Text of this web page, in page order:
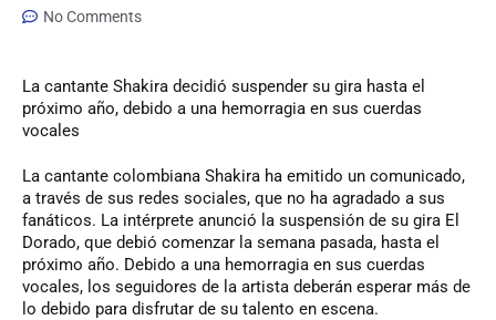
No Comments
La cantante Shakira decidió suspender su gira hasta el
próximo año, debido a una hemorragia en sus cuerdas
vocales
La cantante colombiana Shakira ha emitido un comunicado,
a través de sus redes sociales, que no ha agradado a sus
fanáticos. La intérprete anunció la suspensión de su gira El
Dorado, que debió comenzar la semana pasada, hasta el
próximo año. Debido a una hemorragia en sus cuerdas
vocales, los seguidores de la artista deberán esperar más de
lo debido para disfrutar de su talento en escena.